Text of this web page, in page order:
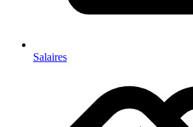
Salaires